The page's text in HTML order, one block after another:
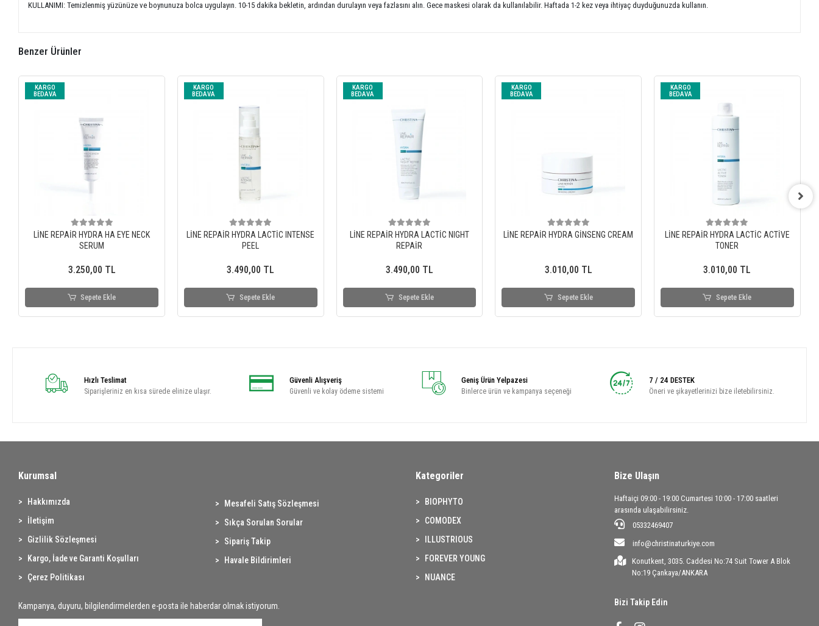
KULLANIMI: Temizlenmiş yüzünüze ve boynunuza bolca uygulayın. 10-15 dakika bekletin, ardından durulayın veya fazlasını alın. Gece maskesi olarak da kullanılabilir. Haftada 1-2 kez veya ihtiyaç duyduğunuzda kullanın.
Benzer Ürünler
KARGO
BEDAVA
LİNE REPAİR HYDRA HA EYE NECK
SERUM
3.250,00 TL
Sepete Ekle
KARGO
BEDAVA
LİNE REPAİR HYDRA LACTİC INTENSE
PEEL
3.490,00 TL
Sepete Ekle
KARGO
BEDAVA
LİNE REPAİR HYDRA LACTİC NIGHT
REPAİR
3.490,00 TL
Sepete Ekle
KARGO
BEDAVA
LİNE REPAİR HYDRA GİNSENG CREAM
3.010,00 TL
Sepete Ekle
KARGO
BEDAVA
LİNE REPAİR HYDRA LACTİC ACTİVE
TONER
3.010,00 TL
Sepete Ekle
Hızlı Teslimat
Siparişleriniz en kısa sürede elinize ulaşır.
Güvenli Alışveriş
Güvenli ve kolay ödeme sistemi
Geniş Ürün Yelpazesi
Binlerce ürün ve kampanya seçeneği
7 / 24 DESTEK
Öneri ve şikayetlerinizi bize iletebilirsiniz.
Kurumsal
Hakkımızda
İletişim
Gizlilik Sözleşmesi
Kargo, İade ve Garanti Koşulları
Çerez Politikası
Mesafeli Satış Sözleşmesi
Sıkça Sorulan Sorular
Sipariş Takip
Havale Bildirimleri
Kampanya, duyuru, bilgilendirmelerden e-posta ile haberdar olmak istiyorum.
Kategoriler
BIOPHYTO
COMODEX
ILLUSTRIOUS
FOREVER YOUNG
NUANCE
Bize Ulaşın
Haftaiçi 09:00 - 19:00 Cumartesi 10:00 - 17:00 saatleri
arasında ulaşabilirsiniz.
05332469407
info@christinaturkiye.com
Konutkent, 3035. Caddesi No:74 Suit Tower A Blok
No:19 Çankaya/ANKARA
Bizi Takip Edin